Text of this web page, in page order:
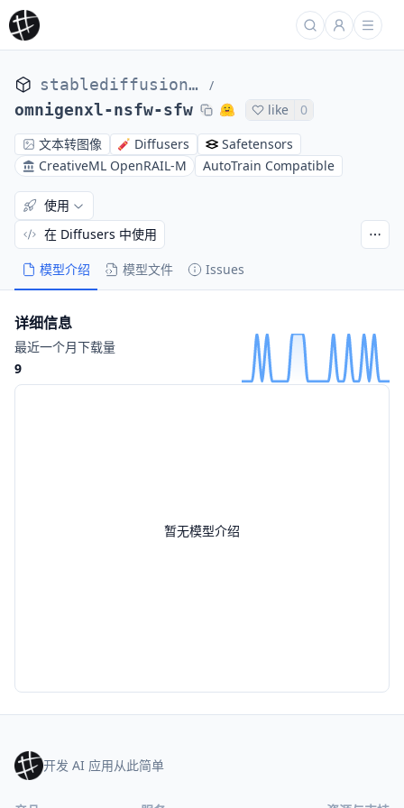
stablediffusionapi /
omnigenxl-nsfw-sfw like
0
文本转图像
Diffusers
Safetensors
CreativeML OpenRAIL-M
AutoTrain Compatible
模型介绍 模型文件 Issues
使用
在 Diffusers 中使用
暂无模型介绍
详细信息
最近一个月下载量
9
开发 AI 应用从此简单